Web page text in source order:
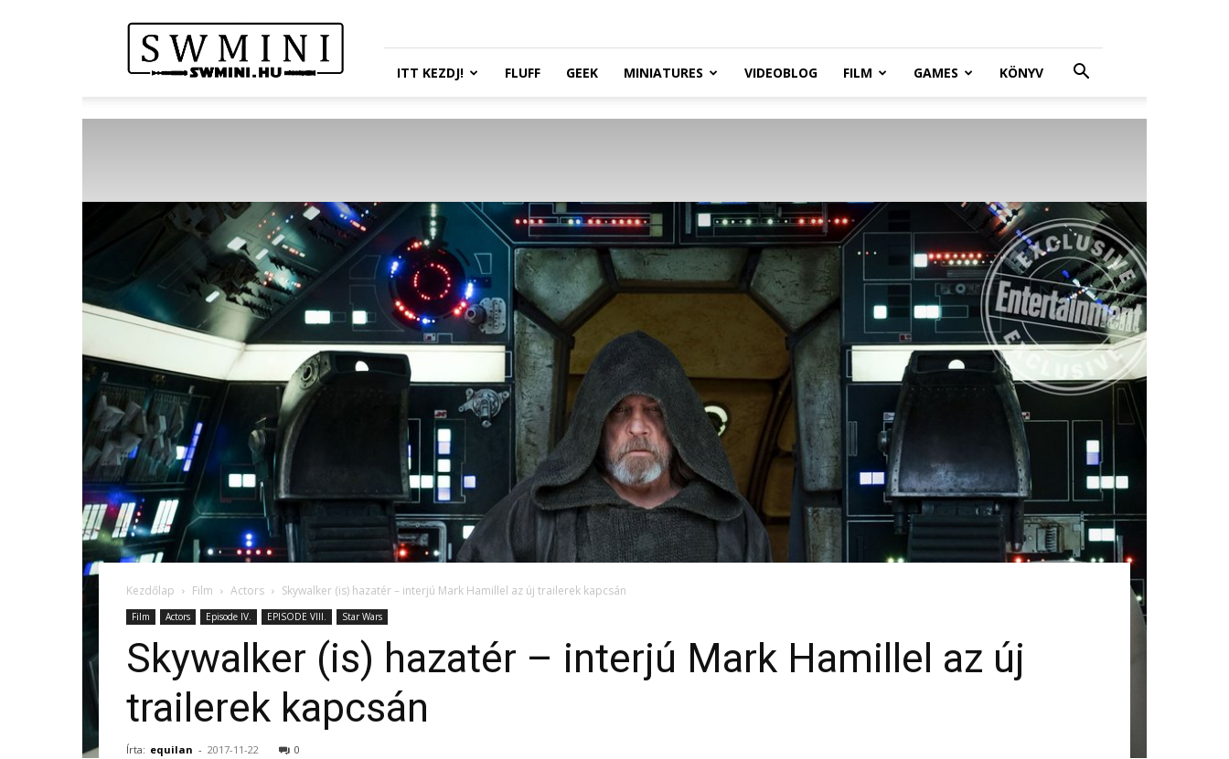
Wars
Miniatures
Portál
ITT KEZDJ! FLUFF GEEK MINIATURES VIDEOBLOG FILM GAMES KÖNYV
Kezdőlap Film Actors Skywalker (is) hazatér – interjú Mark Hamillel az új trailerek kapcsán
Film Actors Episode IV. EPISODE VIII. Star Wars
Skywalker (is) hazatér – interjú Mark Hamillel az új
trailerek kapcsán
Írta: equilan - 2017-11-22 0